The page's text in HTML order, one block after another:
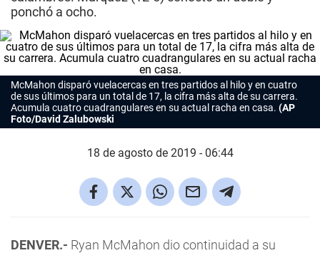
ponchó a ocho.
McMahon disparó vuelacercas en tres partidos al hilo y en cuatro
de sus últimos para un total de 17, la cifra más alta de su carrera.
Acumula cuatro cuadrangulares en su actual racha en casa. (AP
Foto/David Zalubowski
18 de agosto de 2019 - 06:44
DENVER.- Ryan McMahon dio continuidad a su